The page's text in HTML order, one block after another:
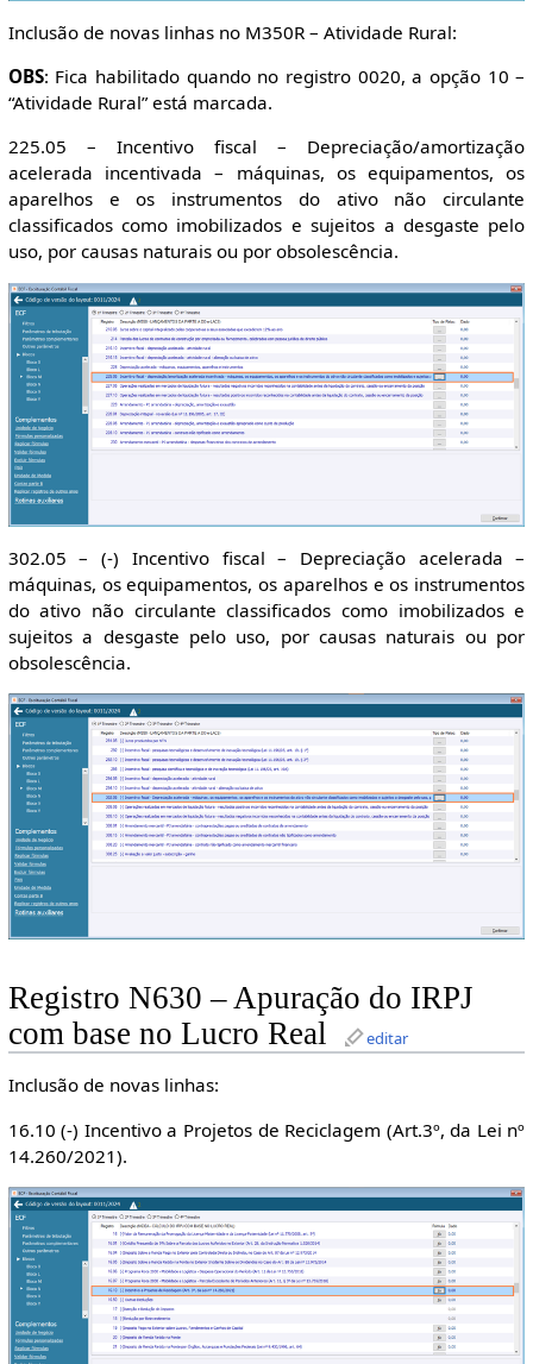
Inclusão de novas linhas no M350R – Atividade Rural:
OBS: Fica habilitado quando no registro 0020, a opção 10 –
“Atividade Rural” está marcada.
225.05 – Incentivo fiscal – Depreciação/amortização
acelerada incentivada – máquinas, os equipamentos, os
aparelhos e os instrumentos do ativo não circulante
classificados como imobilizados e sujeitos a desgaste pelo
uso, por causas naturais ou por obsolescência.
302.05 – (-) Incentivo fiscal – Depreciação acelerada –
máquinas, os equipamentos, os aparelhos e os instrumentos
do ativo não circulante classificados como imobilizados e
sujeitos a desgaste pelo uso, por causas naturais ou por
obsolescência.
Registro N630 – Apuração do IRPJ
com base no Lucro Real
editar
Inclusão de novas linhas:
16.10 (-) Incentivo a Projetos de Reciclagem (Art.3º, da Lei nº
14.260/2021).